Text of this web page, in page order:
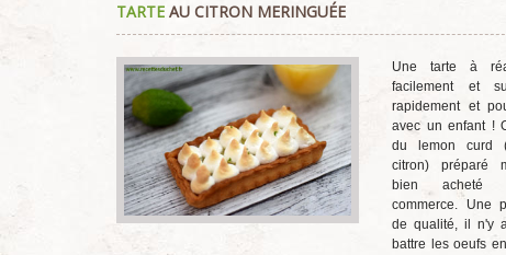
utilisateur:4/5
TARTE AU CITRON MERINGUÉE
Une tarte à
facilement et
rapidement et
avec un enfant !
du lemon curd
citron) préparé
bien acheté
commerce. Une
de qualité, il n'y
battre les oeufs